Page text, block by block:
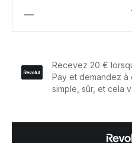
GL
Diamond
Effi